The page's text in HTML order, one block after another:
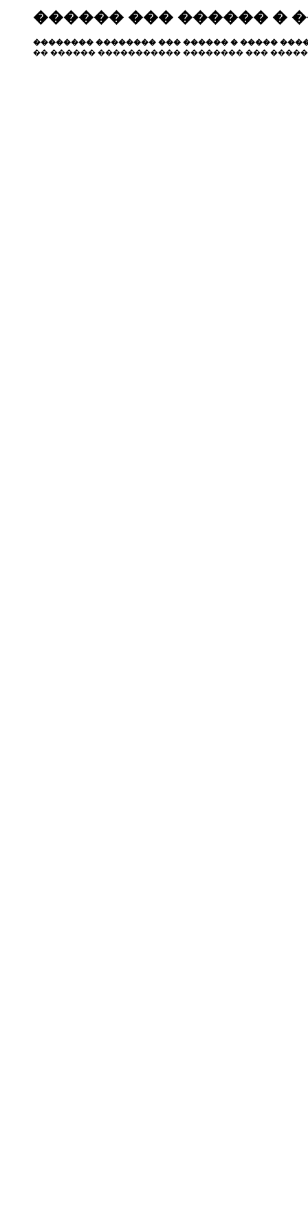
������ ��� ������ �
�������� �������� ��� ������ � �����
�� ������ ����������� �������� ���